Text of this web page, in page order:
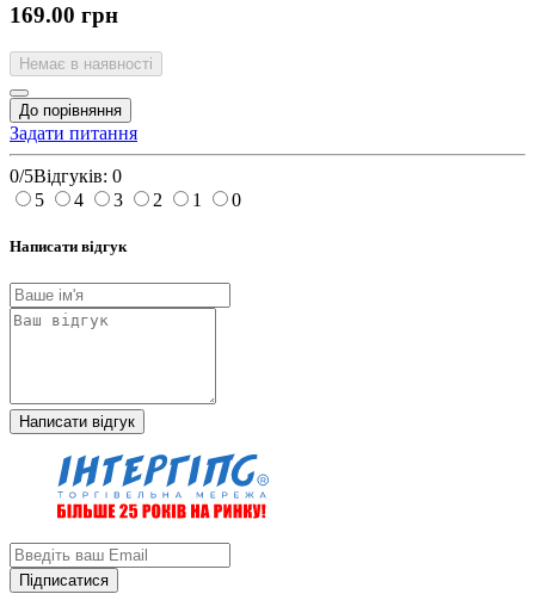
169.00 грн
Немає в наявності
До порівняння
Задати питання
0/5Відгуків: 0
5
4 3 2 1 0
Написати відгук
Написати відгук
Підписатися